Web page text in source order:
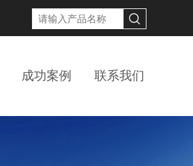
成功案例 联系我们